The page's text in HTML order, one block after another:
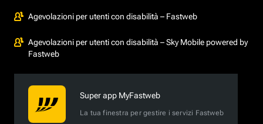
Agevolazioni per utenti con disabilità – Fastweb
Agevolazioni per utenti con disabilità – Sky Mobile powered by
Fastweb
Super app MyFastweb
La tua finestra per gestire i servizi Fastweb